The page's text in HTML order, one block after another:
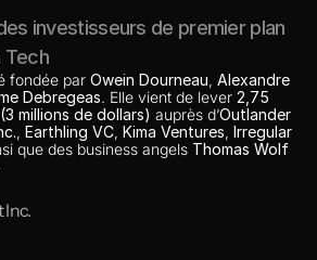
investisseurs de premier plan
Tech
fondée par Owein Dourneau, Alexandre
Debregeas. Elle vient de lever 2,75
millions de dollars) auprès d’Outlander
, Earthling VC, Kima Ventures, Irregular
que des business angels Thomas Wolf